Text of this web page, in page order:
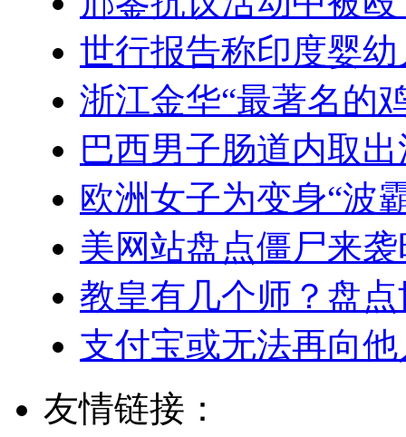
世行报告称印度婴
浙江金华“最著名的
巴西男子肠道内取
欧洲女子为变身“波
美网站盘点僵尸来
教皇有几个师？盘
支付宝或无法再向
友情链接：